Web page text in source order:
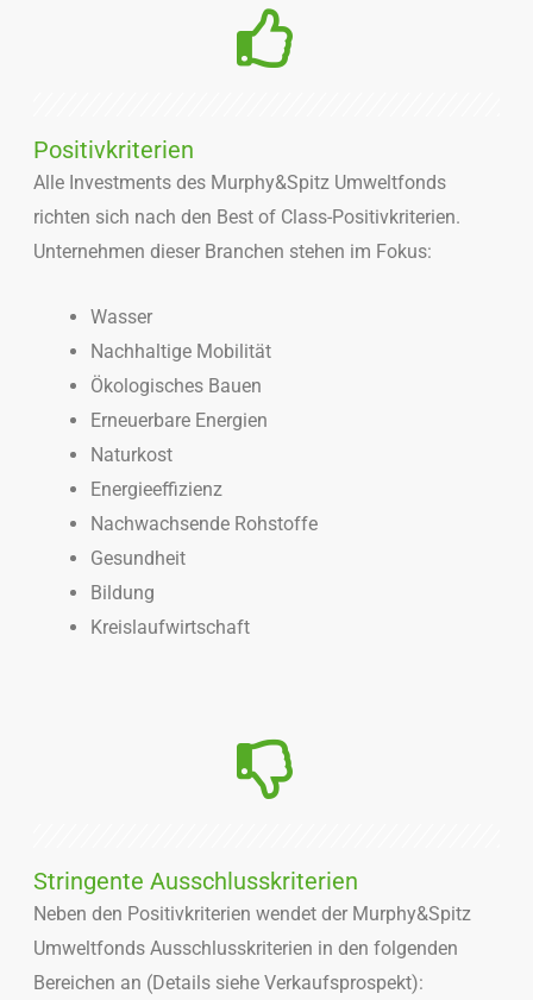
Positivkriterien
Alle Investments des Murphy&Spitz Umweltfonds
richten sich nach den Best of Class-Positivkriterien.
Unternehmen dieser Branchen stehen im Fokus:
Wasser
Nachhaltige Mobilität
Ökologisches Bauen
Erneuerbare Energien
Naturkost
Energieeffizienz
Nachwachsende Rohstoffe
Gesundheit
Bildung
Kreislaufwirtschaft
Stringente Ausschlusskriterien
Neben den Positivkriterien wendet der Murphy&Spitz
Umweltfonds Ausschlusskriterien in den folgenden
Bereichen an (Details siehe Verkaufsprospekt):